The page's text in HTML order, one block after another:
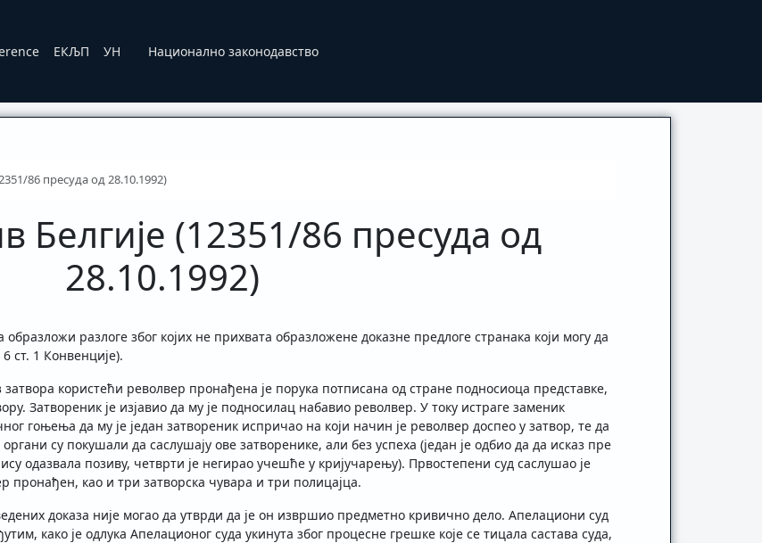
ЕКЉП УН Национално законодавство
86 пресуда од 28.10.1992)
Белгије (12351/86 пресуда од
28.10.1992)
образложи разлоге због којих не прихвата образложене доказне предлоге странака који могу да
ст. 1 Конвенције).
користећи револвер пронађена је порука потписана од стране подносиоца представке,
Затвореник је изјавио да му је подносилац набавио револвер. У току истраге заменик
гоњења да му је један затвореник испричао на који начин је револвер доспео у затвор, те да
су покушали да саслушају ове затворенике, али без успеха (један је одбио да да исказ пре
одазвала позиву, четврти је негирао учешће у кријучарењу). Првостепени суд саслушао је
пронађен, као и три затворска чувара и три полицајца.
доказа није могао да утврди да је он извршио предметно кривично дело. Апелациони суд
како је одлука Апелационог суда укинута због процесне грешке које се тицала састава суда,